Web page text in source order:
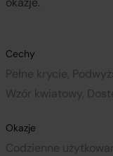
Cechy
Pełne krycie,
Wzór kwiatowy,
Okazje
Codzienne